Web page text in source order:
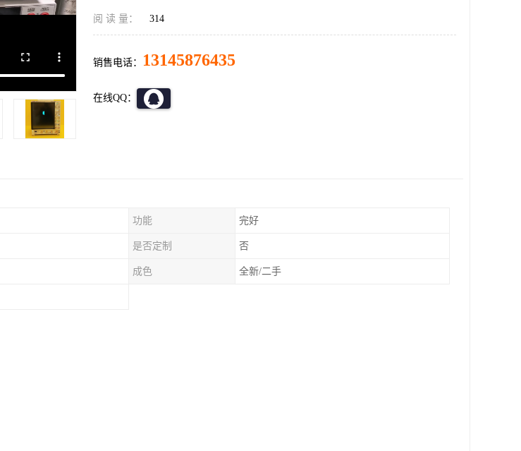
阅 读 量： 314
销售电话： 13145876435
在线QQ：
功能 完好
是否定制 否
成色 全新/二手